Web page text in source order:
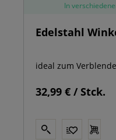
In
Edelstahl
ideal zum
32,99 € / Stck.